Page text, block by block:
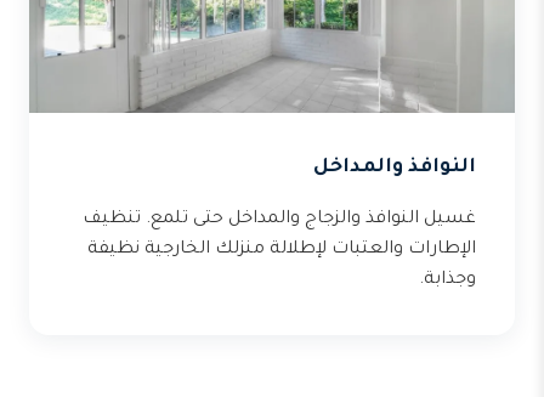
النوافذ والمداخل
غسيل النوافذ والزجاج والمداخل حتى تلمع. تنظيف
الإطارات والعتبات لإطلالة منزلك الخارجية نظيفة
وجذابة.